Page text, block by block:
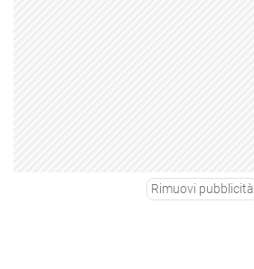
Rimuovi pubblicità